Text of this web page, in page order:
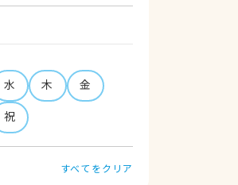
水 木
金
祝
すべてをクリア